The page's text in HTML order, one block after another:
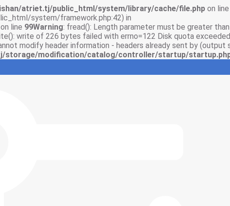
atriet.tj/public_html/system/library/cache/file.php on line
system/framework.php:42) in
on line 99Warning: fread(): Length parameter must be greater than
write of 226 bytes failed with errno=122 Disk quota
modify header information - headers already sent by (output
storage/modification/catalog/controller/startup/